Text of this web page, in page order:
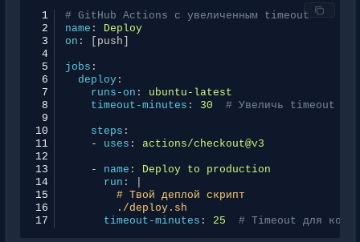
1
# GitHub Actions с увеличенным timeout
2
name :
Deploy
3
on : push
4
5
jobs :
6
deploy:
7
runs-on :
ubuntu-latest
8
timeout-minutes : 30
# Увеличь timeout
9
10
steps :
11
- uses :
actions/checkout@v3
12
13
- name :
Deploy to production
14
run :
15
# Твой деплой скрипт
16
./deploy.sh
17
timeout-minutes : 25 # Timeout для